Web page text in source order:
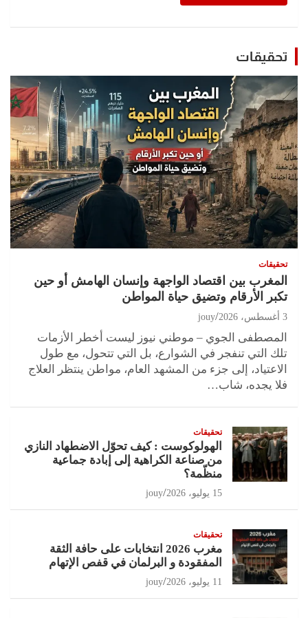
تحقيقات
تحقيقات
المغرب بين اقتصاد الواجهة وإنسان الهامش أو حين
تكبر الأرقام وتضيق حياة المواطن
3 أغسطس، 2026 jouy
المصطفى الجوي – موطني نيوز ليست أخطر الأزمات
تلك التي تنفجر في الشوارع، بل التي تتحول، مع طول
الاعتياد، إلى جزء من المشهد العام، مواطن ينتظر العلاج
فلا يجده، شاب…
تحقيقات
الهولوكوست : كيف تحوّل الاضطهاد النازي
من صناعة الكراهية إلى إبادة جماعية
منظّمة؟
15 يوليو، 2026 jouy
تحقيقات
مغرب 2026 انتخابات على حافة الثقة
المفقودة و البرلمان في قفص الإتهام
11 يوليو، 2026 jouy